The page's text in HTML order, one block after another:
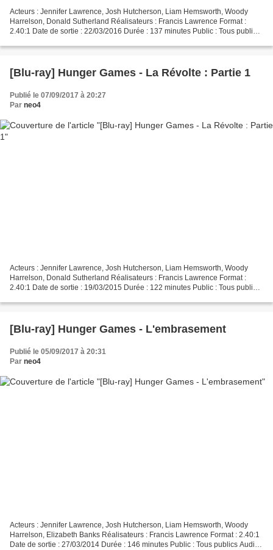
Acteurs : Jennifer Lawrence, Josh Hutcherson, Liam Hemsworth, Woody
Harrelson, Donald Sutherland Réalisateurs : Francis Lawrence Format :
2.40:1 Date de sortie : 22/03/2016 Durée : 137 minutes Public : Tous publics
[Blu-ray] Hunger Games - La Révolte : Partie 1
Publié le 07/09/2017 à 20:27
Par neo4
Acteurs : Jennifer Lawrence, Josh Hutcherson, Liam Hemsworth, Woody
Harrelson, Donald Sutherland Réalisateurs : Francis Lawrence Format :
2.40:1 Date de sortie : 19/03/2015 Durée : 122 minutes Public : Tous publics
[Blu-ray] Hunger Games - L'embrasement
Publié le 05/09/2017 à 20:31
Par neo4
Acteurs : Jennifer Lawrence, Josh Hutcherson, Liam Hemsworth, Woody
Harrelson, Elizabeth Banks Réalisateurs : Francis Lawrence Format : 2.40:1
Date de sortie : 27/03/2014 Durée : 146 minutes Public : Tous publics Audio :